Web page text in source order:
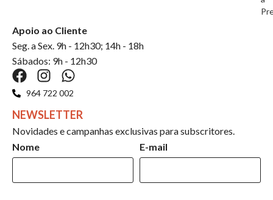
Apoio ao Cliente
Seg. a Sex. 9h - 12h30; 14h - 18h
Sábados: 9h - 12h30
964 722 002
NEWSLETTER
Novidades e campanhas exclusivas para subscritores.
Nome
E-mail